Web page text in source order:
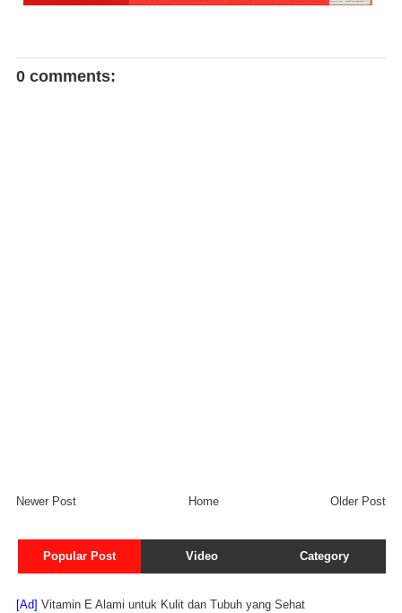
0 comments:
Newer Post Older Post
Home
Popular Post Video Category
[Ad] Vitamin E Alami untuk Kulit dan Tubuh yang Sehat